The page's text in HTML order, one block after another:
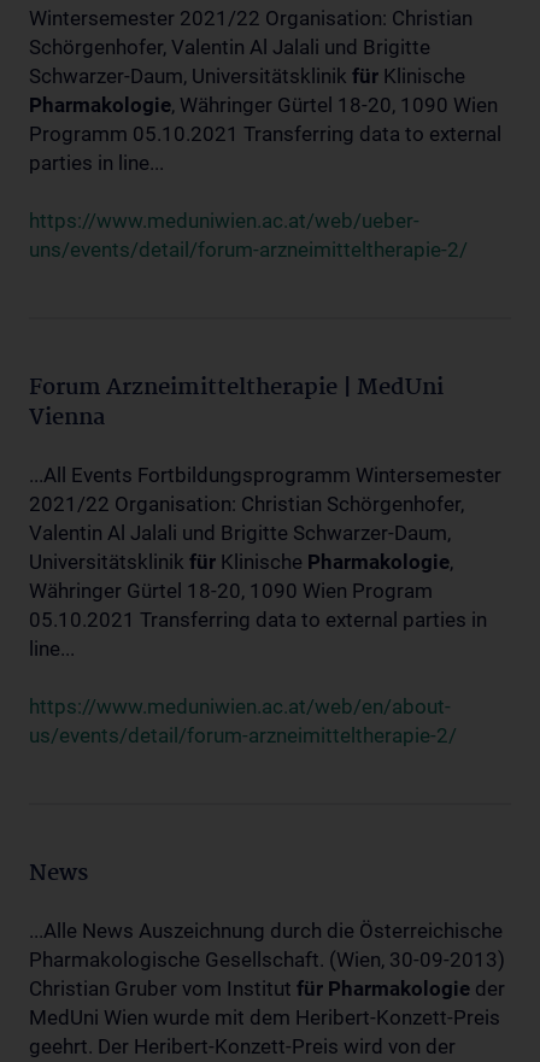
Wintersemester 2021/22 Organisation: Christian
Schörgenhofer, Valentin Al Jalali und Brigitte
Schwarzer-Daum, Universitätsklinik für Klinische
Pharmakologie, Währinger Gürtel 18-20, 1090 Wien
Programm 05.10.2021 Transferring data to external
parties in line...
https://www.meduniwien.ac.at/web/ueber-
uns/events/detail/forum-arzneimitteltherapie-2/
Forum Arzneimitteltherapie | MedUni
Vienna
...All Events Fortbildungsprogramm Wintersemester
2021/22 Organisation: Christian Schörgenhofer,
Valentin Al Jalali und Brigitte Schwarzer-Daum,
Universitätsklinik für Klinische Pharmakologie,
Währinger Gürtel 18-20, 1090 Wien Program
05.10.2021 Transferring data to external parties in
line...
https://www.meduniwien.ac.at/web/en/about-
us/events/detail/forum-arzneimitteltherapie-2/
News
...Alle News Auszeichnung durch die Österreichische
Pharmakologische Gesellschaft. (Wien, 30-09-2013)
Christian Gruber vom Institut für Pharmakologie der
MedUni Wien wurde mit dem Heribert-Konzett-Preis
geehrt. Der Heribert-Konzett-Preis wird von der